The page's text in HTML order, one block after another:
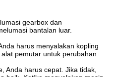
gearbox dan
bantalan luar.
harus menyalakan kopling
pemutar untuk perubahan
Anda harus cepat. Jika tidak,